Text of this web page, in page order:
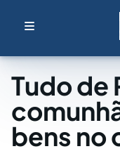
Tudo de
bens no